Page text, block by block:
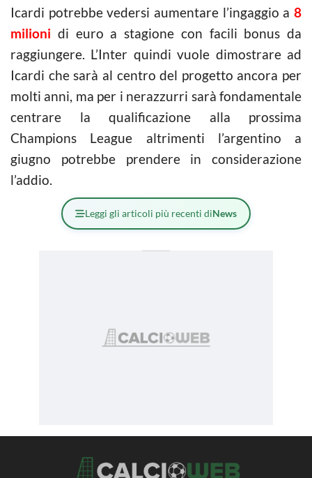
Icardi potrebbe vedersi aumentare l’ingaggio a 8
milioni di euro a stagione con facili bonus da
raggiungere. L’Inter quindi vuole dimostrare ad
Icardi che sarà al centro del progetto ancora per
molti anni, ma per i nerazzurri sarà fondamentale
centrare la qualificazione alla prossima
Champions League altrimenti l’argentino a
giugno potrebbe prendere in considerazione
l’addio.
Leggi gli articoli più recenti diNews